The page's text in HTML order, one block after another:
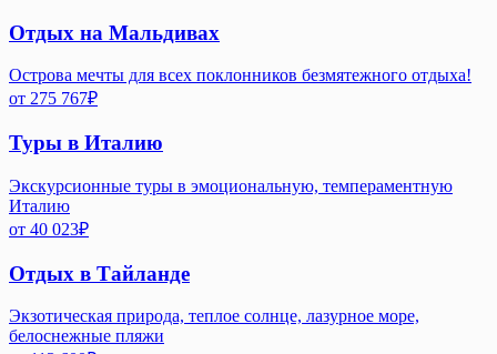
Отдых на Мальдивах
Острова мечты для всех поклонников безмятежного отдыха!
от 275 767₽
Туры в Италию
Экскурсионные туры в эмоциональную, темпераментную
Италию
от 40 023₽
Отдых в Тайланде
Экзотическая природа, теплое солнце, лазурное море,
белоснежные пляжи